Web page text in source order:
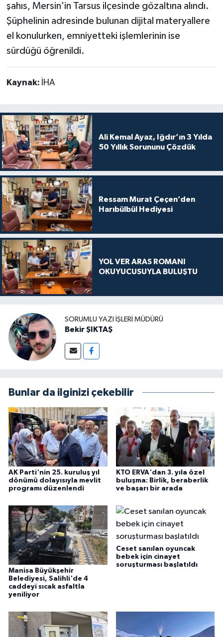
şahıs, Mersin'in Tarsus ilçesinde gözaltına alındı.
Şüphelinin adresinde bulunan dijital materyallere
el konulurken, emniyetteki işlemlerinin ise
sürdüğü öğrenildi.
Kaynak: İHA
Ali Kemal Ayaz, Iğdır’ın 3 Yılda
50 Yıllık Sorununu Çözdük
Ressam Murat Çeçen’den
Harıbülbül Hediyesi
YOL VER ARAS ROMANI
OKUYUCUSUYLA BULUŞTU
SORUMLU YAZI İŞLERI MÜDÜRÜ
Bekir ŞIKTAŞ
Bunlar da ilginizi çekebilir
AK Parti'nin 25. kuruluş yıl
dönümü dolayısıyla mevlit
programı düzenlendi
KTO ERVA'dan 3. yıla özel
buluşma: Birlik, beraberlik
ve başarı bir arada
Manisa Büyükşehir
Belediyesi, Salihli'de 4
caddeyi sıcak asfaltla
yeniliyor
Ceset sanılan oyuncak
bebek için cinayet
soruşturması başlatıldı